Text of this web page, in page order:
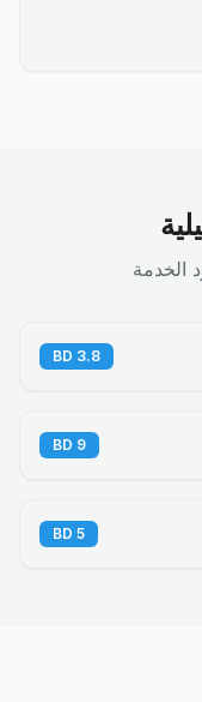
الخدمة
3.8
BD
9
BD
5
BD